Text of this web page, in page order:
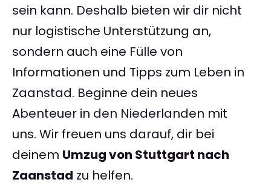
sein kann. Deshalb bieten wir dir nicht
nur logistische Unterstützung an,
sondern auch eine Fülle von
Informationen und Tipps zum Leben in
Zaanstad. Beginne dein neues
Abenteuer in den Niederlanden mit
uns. Wir freuen uns darauf, dir bei
deinem Umzug von Stuttgart nach
Zaanstad zu helfen.